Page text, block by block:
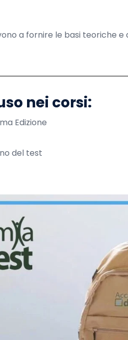
a fornire le basi teoriche e
nei corsi:
Edizione
del test